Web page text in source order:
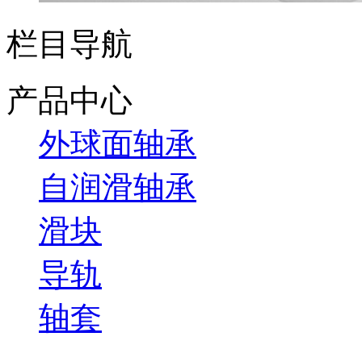
栏目导航
产品中心
外球面轴承
自润滑轴承
滑块
导轨
轴套